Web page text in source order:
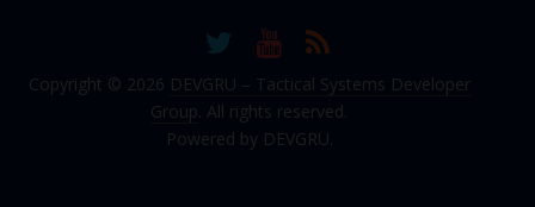
Copyright © 2026 DEVGRU – Tactical Systems Developer
Group . All rights reserved.
Powered by DEVGRU.